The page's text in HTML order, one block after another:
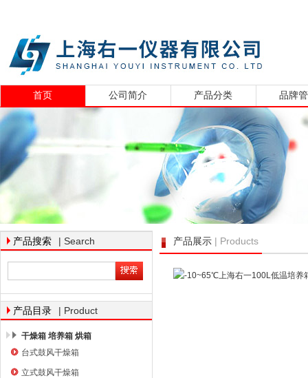
上海右一仪器有限公司
首页 公司简介 产品分类 品牌
产品搜索 | Search
产品目录 | Product
干燥箱 培养箱 烘箱
台式鼓风干燥箱
立式鼓风干燥箱
产品展示 | Products